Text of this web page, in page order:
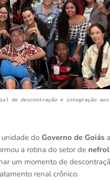
de descontração e integração
unidade do Governo de Goiás
a rotina do setor de
um momento de
renal crônico.